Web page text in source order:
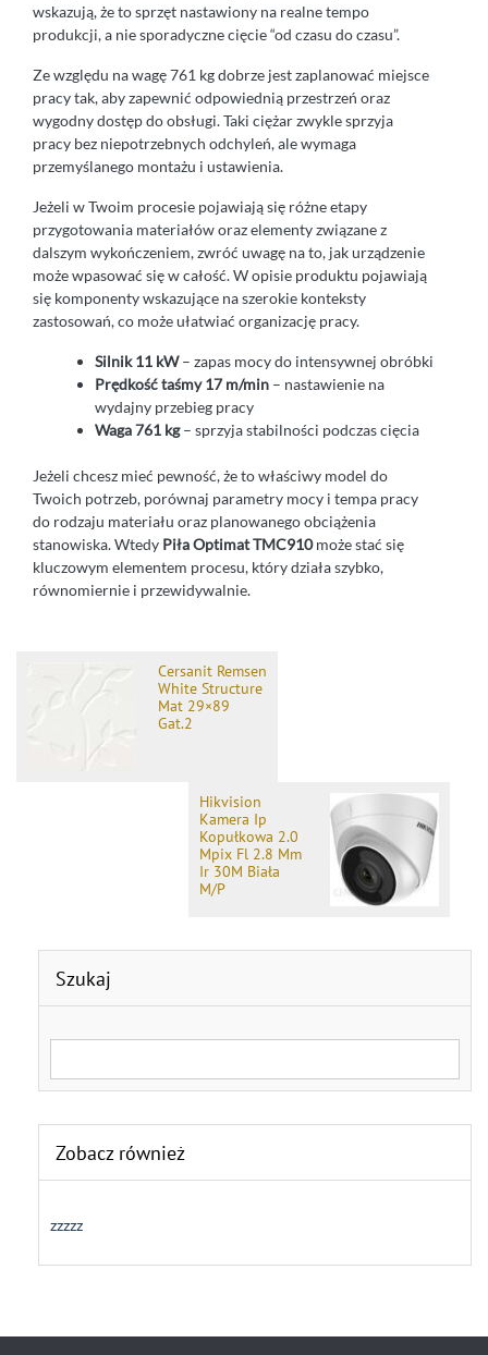
wskazują, że to sprzęt nastawiony na realne tempo
produkcji, a nie sporadyczne cięcie “od czasu do czasu”.
Ze względu na wagę 761 kg dobrze jest zaplanować miejsce
pracy tak, aby zapewnić odpowiednią przestrzeń oraz
wygodny dostęp do obsługi. Taki ciężar zwykle sprzyja
pracy bez niepotrzebnych odchyleń, ale wymaga
przemyślanego montażu i ustawienia.
Jeżeli w Twoim procesie pojawiają się różne etapy
przygotowania materiałów oraz elementy związane z
dalszym wykończeniem, zwróć uwagę na to, jak urządzenie
może wpasować się w całość. W opisie produktu pojawiają
się komponenty wskazujące na szerokie konteksty
zastosowań, co może ułatwiać organizację pracy.
Silnik 11 kW– zapas mocy do intensywnej obróbki
Prędkość taśmy 17 m/min – nastawienie na
wydajny przebieg pracy
Waga 761 kg– sprzyja stabilności podczas cięcia
Jeżeli chcesz mieć pewność, że to właściwy model do
Twoich potrzeb, porównaj parametry mocy i tempa pracy
do rodzaju materiału oraz planowanego obciążenia
stanowiska. Wtedy Piła Optimat TMC910może stać się
kluczowym elementem procesu, który działa szybko,
równomiernie i przewidywalnie.
Cersanit Remsen
White Structure
Mat 29×89
Gat.2
Hikvision
Kamera Ip
Kopułkowa 2.0
Mpix Fl 2.8 Mm
Ir 30M Biała
M/P
Szukaj
Zobacz również
zzzzz